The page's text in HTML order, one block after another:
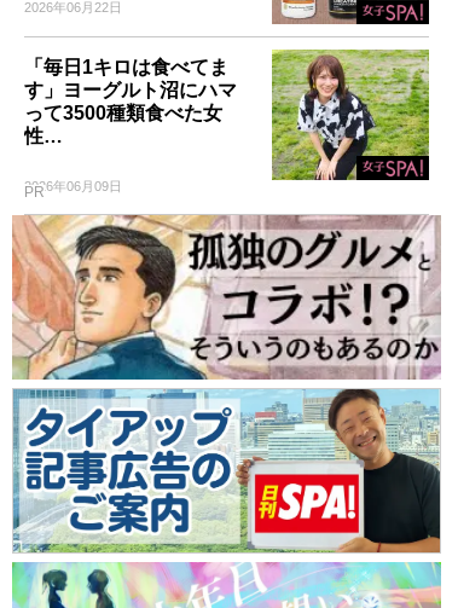
2026年06月22日
「毎日1キロは食べてま
す」ヨーグルト沼にハマ
って3500種類食べた女
性…
2026年06月09日
PR